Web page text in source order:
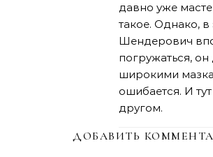
давно уже
такое. Однако,
Шендерович
погружаться, он
широкими
ошибается. И
другом.
ДОБАВИТЬ